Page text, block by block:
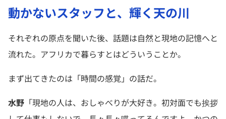
動かないスタッフと、輝く天の川
それぞれの原点を聞いた後、話題は自然と現地の記憶へと
流れた。アフリカで暮らすとはどういうことか。
まず出てきたのは「時間の感覚」の話だ。
水野 「現地の人は、おしゃべりが大好き。初対面でも挨拶